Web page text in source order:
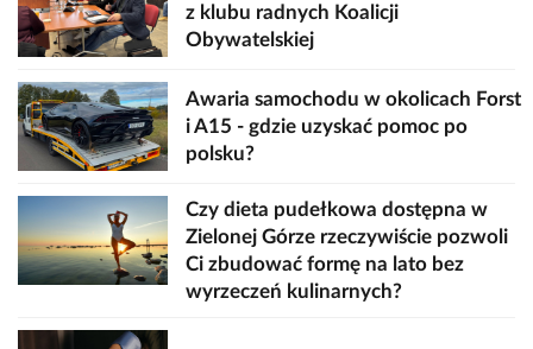
z klubu radnych Koalicji
Obywatelskiej
Awaria samochodu w okolicach Forst
i A15 - gdzie uzyskać pomoc po
polsku?
Czy dieta pudełkowa dostępna w
Zielonej Górze rzeczywiście pozwoli
Ci zbudować formę na lato bez
wyrzeczeń kulinarnych?